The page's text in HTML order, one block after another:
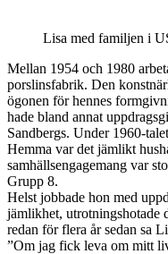
Lisa med familjen i
Mellan 1954 och 1980
porslinsfabrik. Den
ögonen för hennes
hade bland annat
Sandbergs. Under 1960-
Hemma var det jämlikt
samhällsengagemang var
Grupp 8.
Helst jobbade hon med
jämlikhet, utrotningshotade
redan för flera år sedan sa
”Om jag fick leva om mitt